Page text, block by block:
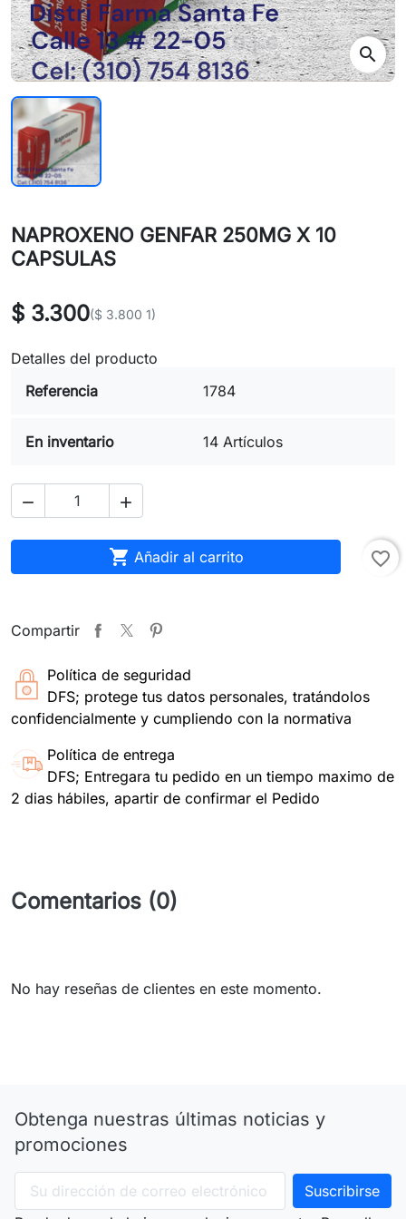
search
NAPROXENO GENFAR 250MG X 10
CAPSULAS
$ 3.300($ 3.800 1)
Detalles del producto
Referencia
1784
En inventario 14 Artículos
 
 Añadir al carrito favorite_border
Compartir
Política de seguridad
DFS; protege tus datos personales, tratándolos
confidencialmente y cumpliendo con la normativa
Política de entrega
DFS; Entregara tu pedido en un tiempo maximo de
2 dias hábiles, apartir de confirmar el Pedido
Comentarios (0)
No hay reseñas de clientes en este momento.
Obtenga nuestras últimas noticias y
promociones